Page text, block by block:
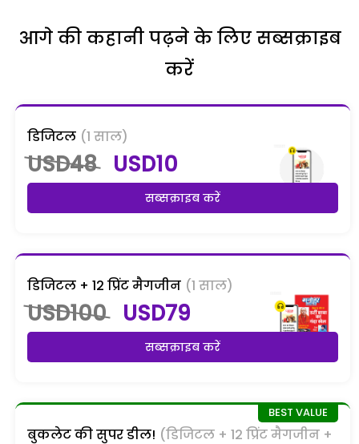
आगे की कहानी पढ़ने के लिए सब्सक्राइब
करें
डिजिटल (1 साल)
USD48 USD10
सब्सक्राइब करें
डिजिटल + 12 प्रिंट मैगजीन (1 साल)
USD100 USD79
सब्सक्राइब करें
बुकलेट की सुपर डील! (डिजिटल + 12 प्रिंट मैगजीन +